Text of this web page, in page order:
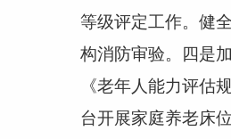
等级评定工作。健
构消防审验。四是
《老年人能力评估
台开展家庭养老床